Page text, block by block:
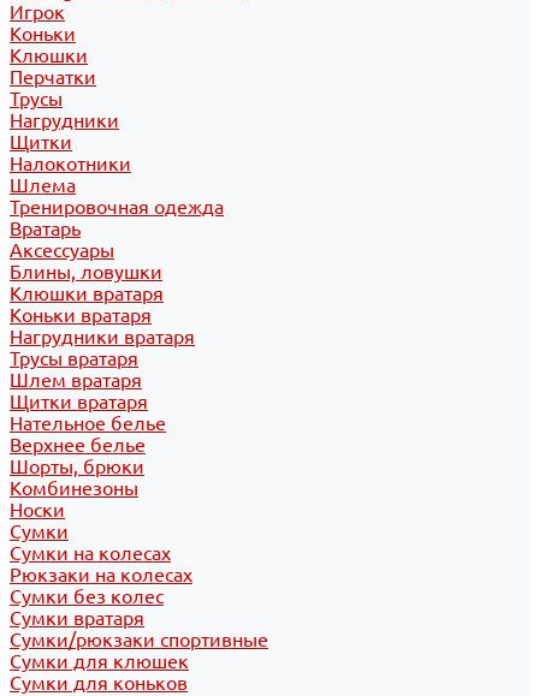
Игрок
Коньки
Клюшки
Перчатки
Трусы
Нагрудники
Щитки
Налокотники
Шлема
Тренировочная одежда
Вратарь
Аксессуары
Блины, ловушки
Клюшки вратаря
Коньки вратаря
Нагрудники вратаря
Трусы вратаря
Шлем вратаря
Щитки вратаря
Нательное белье
Верхнее белье
Шорты, брюки
Комбинезоны
Носки
Сумки
Сумки на колесах
Рюкзаки на колесах
Сумки без колес
Сумки вратаря
Сумки/рюкзаки спортивные
Сумки для клюшек
Сумки для коньков